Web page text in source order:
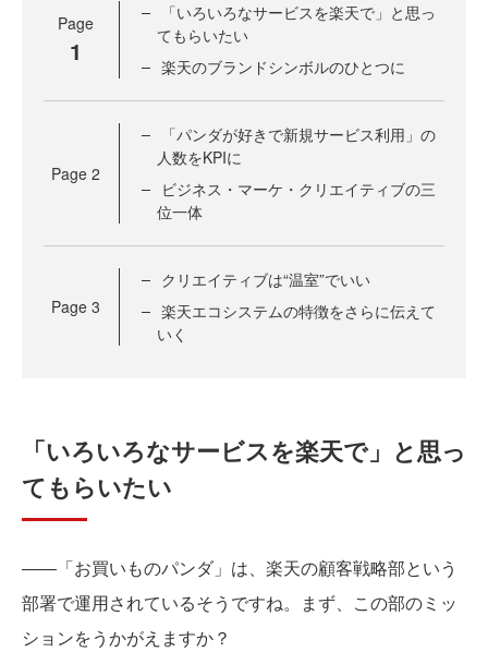
Page
1
「いろいろなサービスを楽天で」と思っ
てもらいたい
楽天のブランドシンボルのひとつに
Page 2
「パンダが好きで新規サービス利用」の
人数をKPIに
ビジネス・マーケ・クリエイティブの三
位一体
Page 3
クリエイティブは“温室”でいい
楽天エコシステムの特徴をさらに伝えて
いく
「いろいろなサービスを楽天で」と思っ
てもらいたい
――「お買いものパンダ」は、楽天の顧客戦略部という
部署で運用されているそうですね。まず、この部のミッ
ションをうかがえますか？